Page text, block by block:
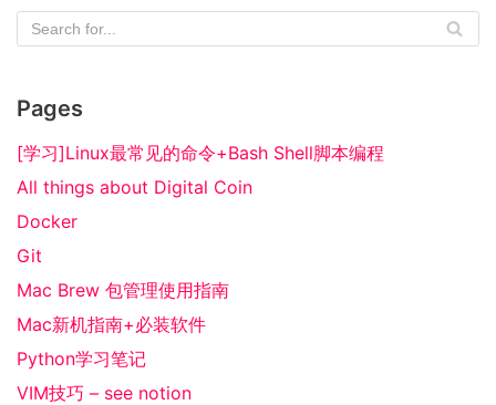
Pages
[学习]Linux最常见的命令+Bash Shell脚本编程
All things about Digital Coin
Docker
Git
Mac Brew 包管理使用指南
Mac新机指南+必装软件
Python学习笔记
VIM技巧 – see notion